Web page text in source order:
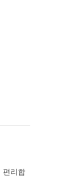
편리합